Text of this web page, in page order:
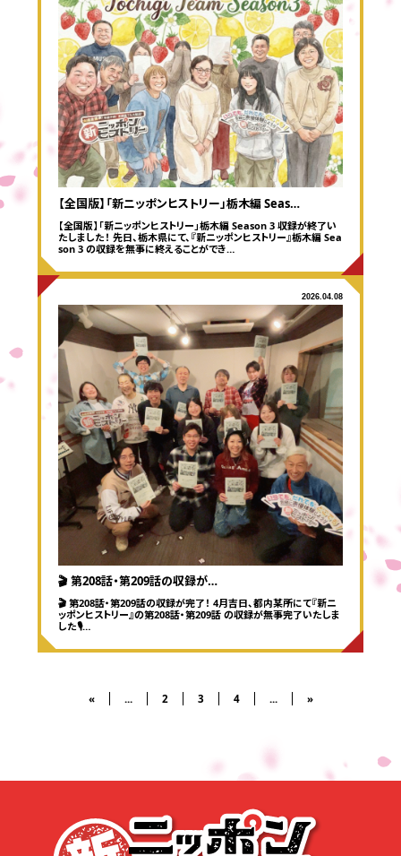
【全国版】「新ニッポンヒストリー」栃木編 Seas…
【全国版】「新ニッポンヒストリー」栃木編 Season 3 収録が終了い
たしました！ 先日、栃木県にて、『新ニッポンヒストリー』栃木編 Sea
son 3 の収録を無事に終えることができ…
2026.04.08
🎬 第208話・第209話の収録が…
🎬 第208話・第209話の収録が完了！ 4月吉日、都内某所にて『新ニ
ッポンヒストリー』の第208話・第209話 の収録が無事完了いたしま
した🎙️…
« ... 2 3 4 ... »